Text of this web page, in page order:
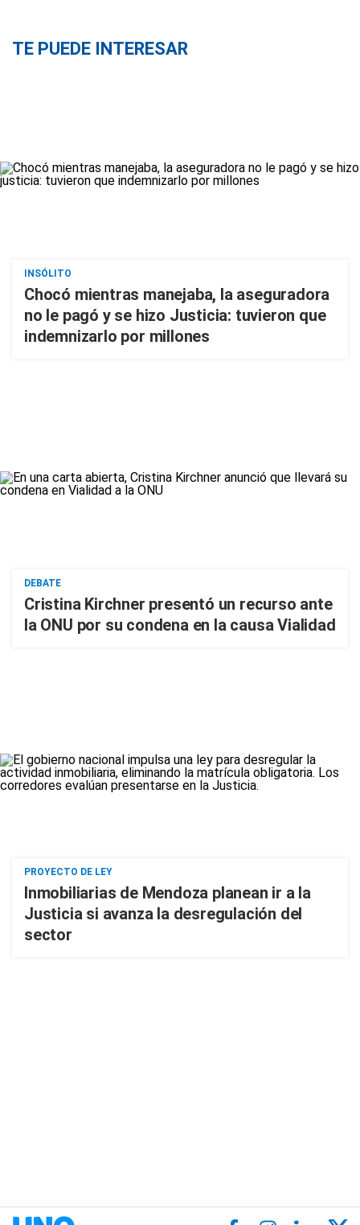
TE PUEDE INTERESAR
INSÓLITO
Chocó mientras manejaba, la aseguradora
no le pagó y se hizo Justicia: tuvieron que
indemnizarlo por millones
DEBATE
Cristina Kirchner presentó un recurso ante
la ONU por su condena en la causa Vialidad
PROYECTO DE LEY
Inmobiliarias de Mendoza planean ir a la
Justicia si avanza la desregulación del
sector